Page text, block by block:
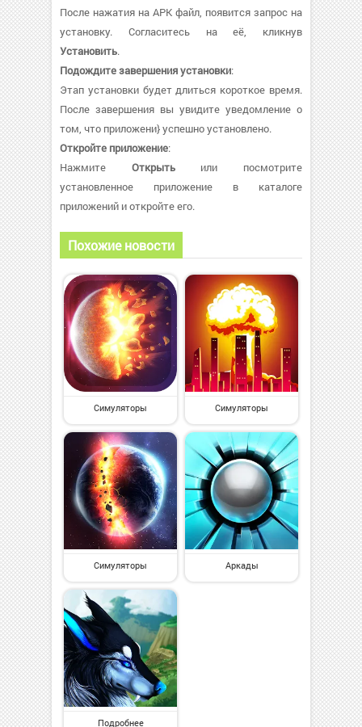
После нажатия на APK файл, появится запрос на
установку. Согласитесь на её, кликнув
Установить.
Подождите завершения установки:
Этап установки будет длиться короткое время.
После завершения вы увидите уведомление о
том, что приложени} успешно установлено.
Откройте приложение:
Нажмите Открытьили посмотрите
установленное приложение в каталоге
приложений и откройте его.
Похожие новости
Симуляторы Симуляторы
Симуляторы Аркады
Подробнее